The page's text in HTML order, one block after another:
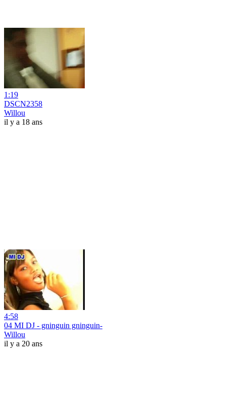
1:19
DSCN2358
Willou
il y a 18 ans
4:58
04 MI DJ - gninguin gninguin-
Willou
il y a 20 ans